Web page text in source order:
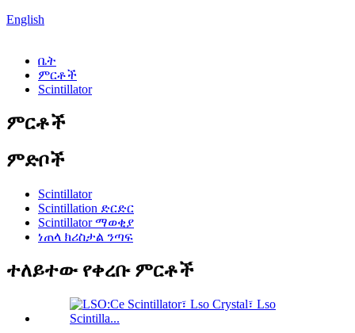
English
ቤት
ምርቶች
Scintillator
ምርቶች
ምድቦች
Scintillator
Scintillation ድርድር
Scintillator ማወቂያ
ነጠላ ክሪስታል ንጣፍ
ተለይተው የቀረቡ ምርቶች